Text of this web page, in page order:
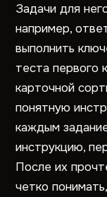
Задачи для
например,
выполнить
теста первого
карточной
понятную
каждым
инструкцию,
После их
четко